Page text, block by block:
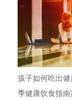
孩子如何吃出
季健康饮食指